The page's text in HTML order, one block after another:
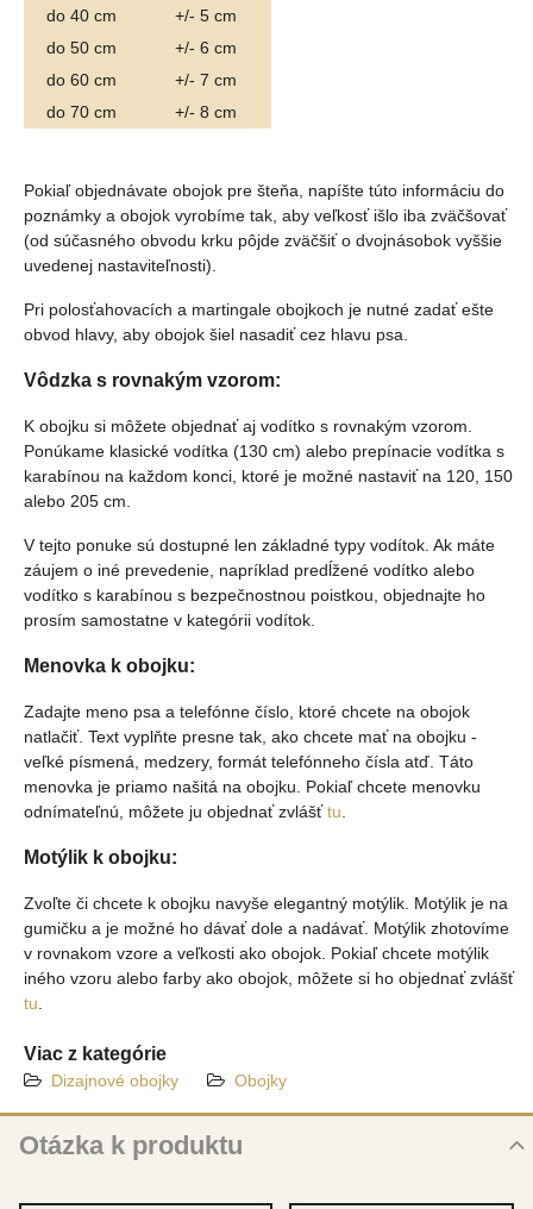
do 40 cm
+/- 5 cm
do 50 cm
+/- 6 cm
do 60 cm
+/- 7 cm
do 70 cm
+/- 8 cm
Pokiaľ objednávate obojok pre šteňa, napíšte túto informáciu do
poznámky a obojok vyrobíme tak, aby veľkosť išlo iba zväčšovať
(od súčasného obvodu krku pôjde zväčšiť o dvojnásobok vyššie
uvedenej nastaviteľnosti).
Pri polosťahovacích a martingale obojkoch je nutné zadať ešte
obvod hlavy, aby obojok šiel nasadiť cez hlavu psa.
Vôdzka s rovnakým vzorom:
K obojku si môžete objednať aj vodítko s rovnakým vzorom.
Ponúkame klasické vodítka (130 cm) alebo prepínacie vodítka s
karabínou na každom konci, ktoré je možné nastaviť na 120, 150
alebo 205 cm.
V tejto ponuke sú dostupné len základné typy vodítok. Ak máte
záujem o iné prevedenie, napríklad predĺžené vodítko alebo
vodítko s karabínou s bezpečnostnou poistkou, objednajte ho
prosím samostatne v kategórii vodítok.
Menovka k obojku:
Zadajte meno psa a telefónne číslo, ktoré chcete na obojok
natlačiť. Text vyplňte presne tak, ako chcete mať na obojku -
veľké písmená, medzery, formát telefónneho čísla atď. Táto
menovka je priamo našitá na obojku. Pokiaľ chcete menovku
odnímateľnú, môžete ju objednať zvlášťtu
Motýlik k obojku:
Zvoľte či chcete k obojku navyše elegantný motýlik. Motýlik je na
gumičku a je možné ho dávať dole a nadávať. Motýlik zhotovíme
v rovnakom vzore a veľkosti ako obojok. Pokiaľ chcete motýlik
iného vzoru alebo farby ako obojok, môžete si ho objednať zvlášť
tu
Viac z kategórie
Dizajnové obojky Obojky
Otázka k produktu